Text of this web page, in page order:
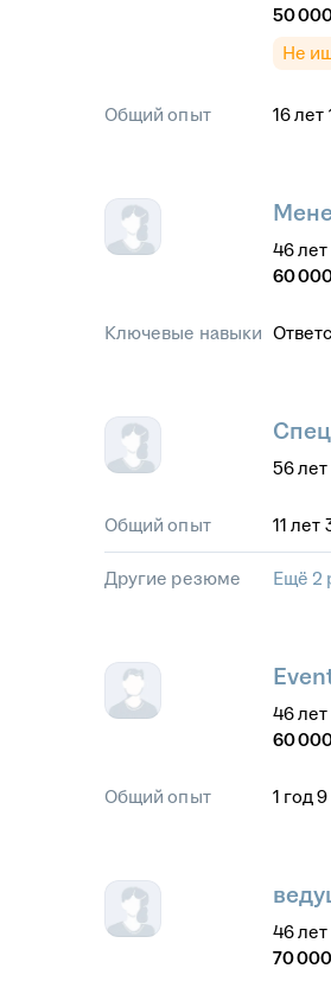
50
Не
Общий опыт 16лет
46лет
60
Ключевые навыки
56лет
Общий опыт 11 лет
Другие резюме Ещё 2
46лет
60
Общий опыт 1 год 9
46лет
70 000